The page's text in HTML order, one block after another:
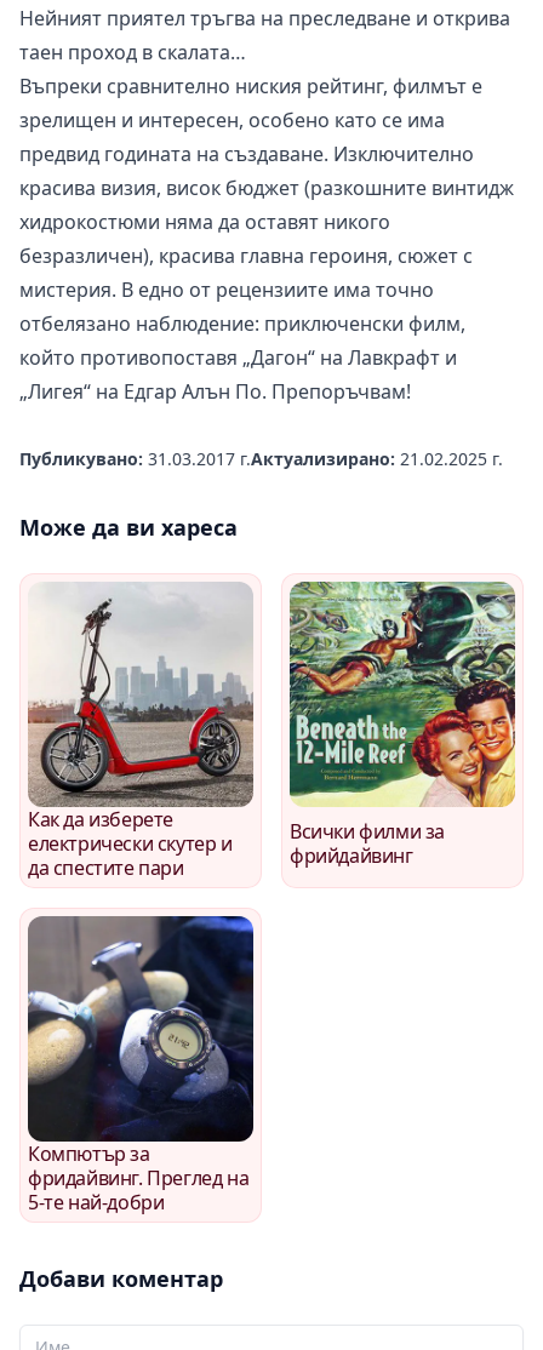
Нейният приятел тръгва на преследване и открива
таен проход в скалата…
Въпреки сравнително ниския рейтинг, филмът е
зрелищен и интересен, особено като се има
предвид годината на създаване. Изключително
красива визия, висок бюджет (разкошните винтидж
хидрокостюми няма да оставят никого
безразличен), красива главна героиня, сюжет с
мистерия. В едно от рецензиите има точно
отбелязано наблюдение: приключенски филм,
който противопоставя „Дагон“ на Лавкрафт и
„Лигея“ на Едгар Алън По. Препоръчвам!
Публикувано: 31.03.2017 г.Актуализирано: 21.02.2025 г.
Може да ви хареса
Как да изберете
електрически скутер и
да спестите пари
Всички филми за
фрийдайвинг
Компютър за
фридайвинг. Преглед на
5-те най-добри
Добави коментар
Вашето име